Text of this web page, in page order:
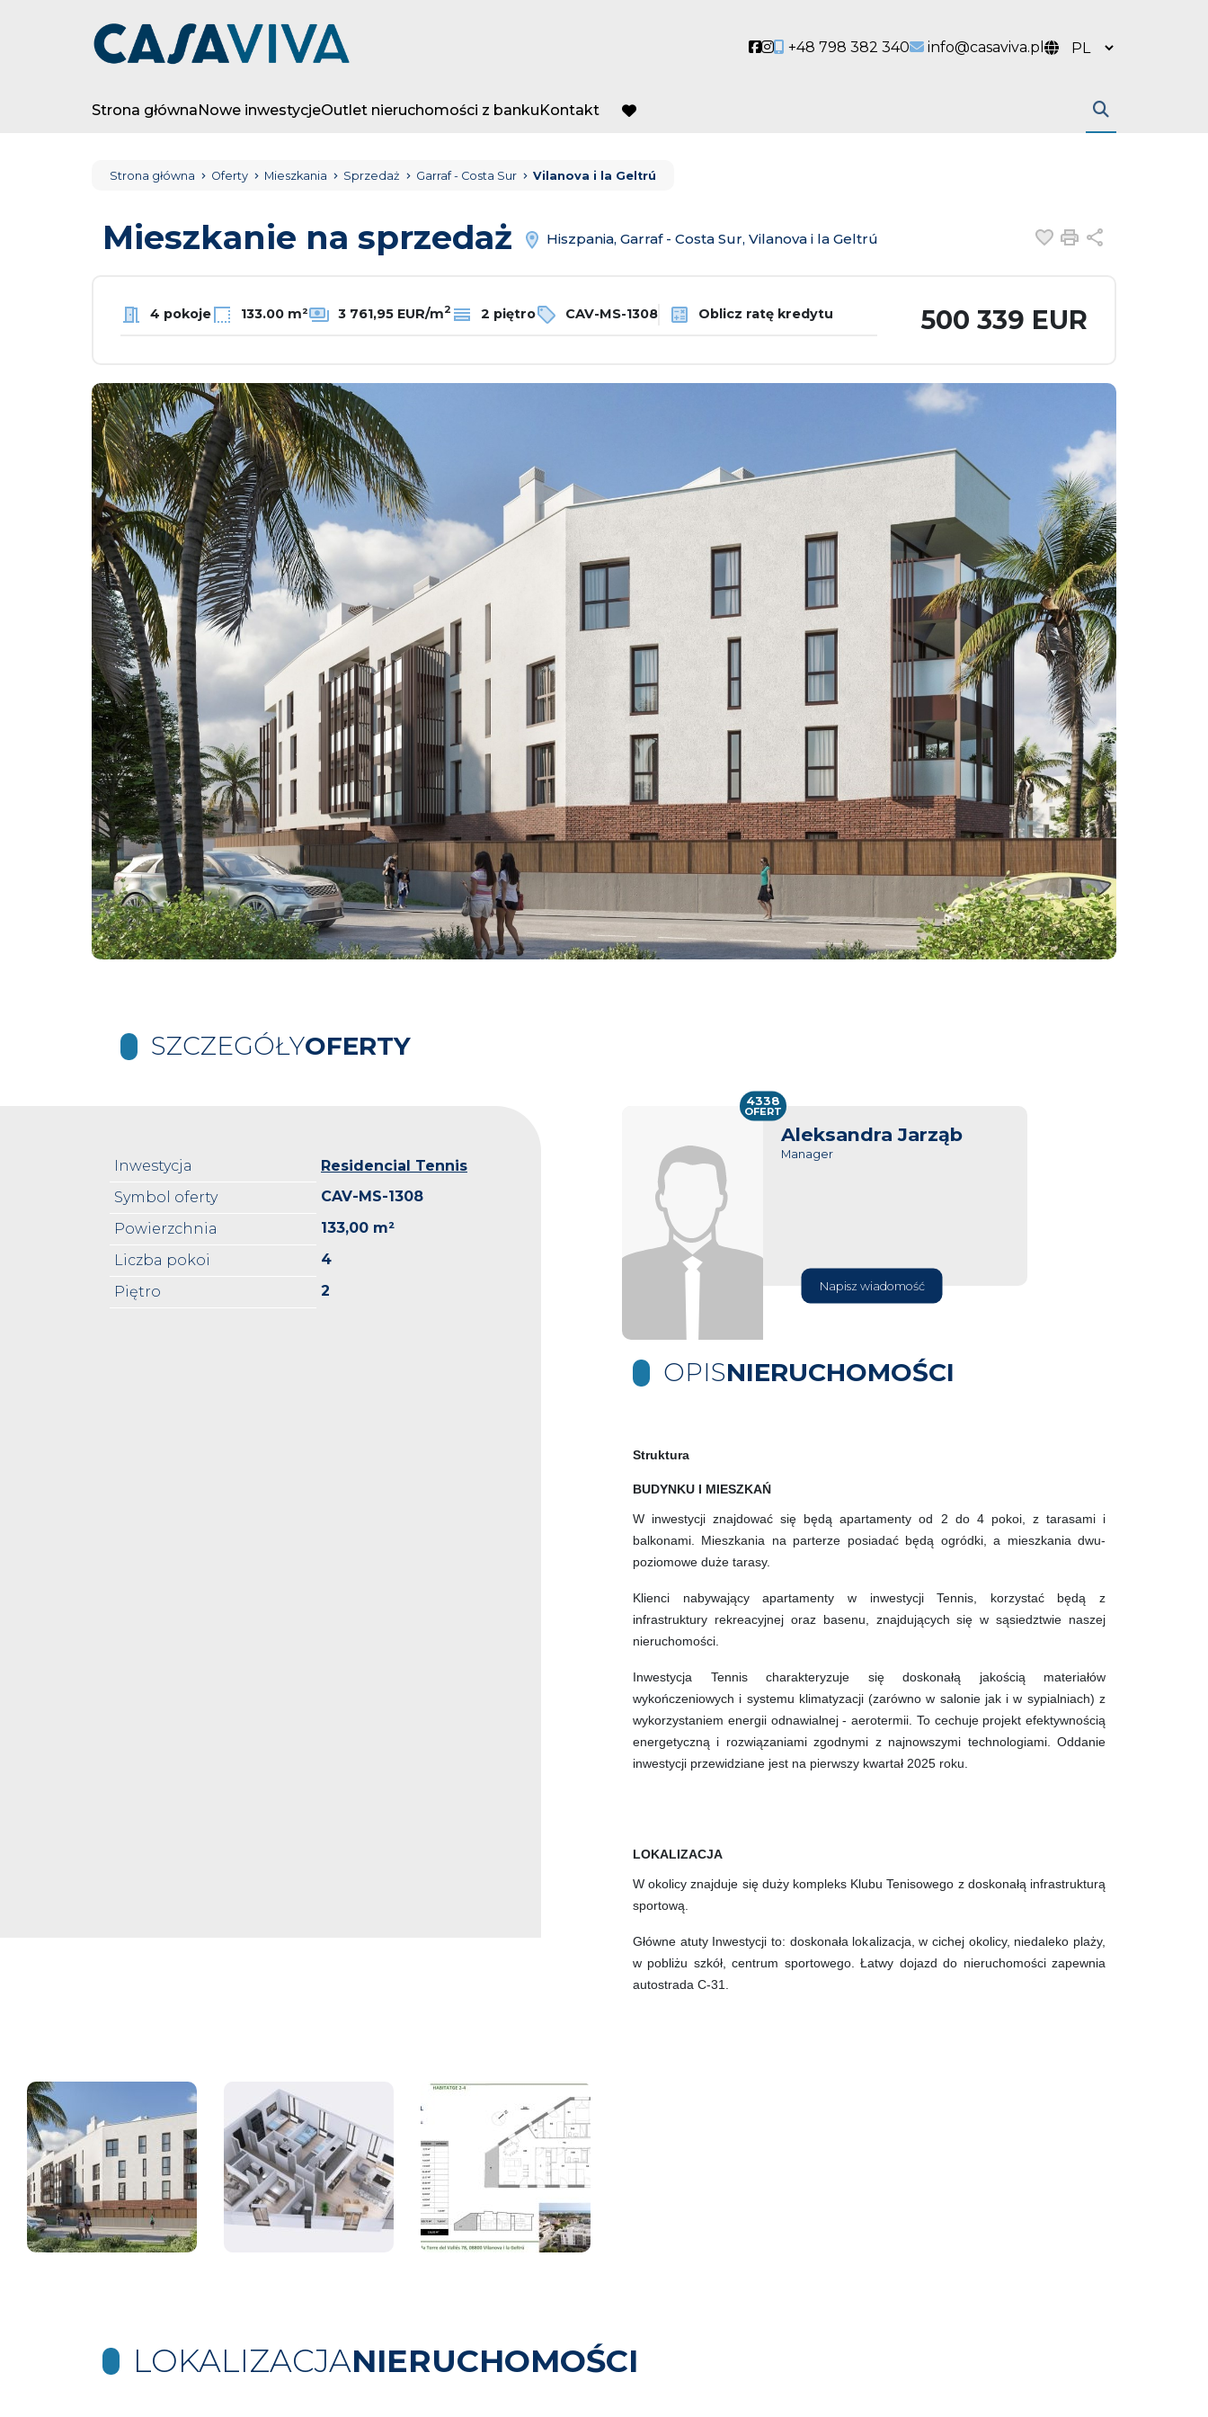
Social link
Social link
+48 798 382 340 info@casaviva.pl
Strona głównaNowe inwestycjeOutlet nieruchomości z bankuKontakt
favorite
Strona główna Oferty Mieszkania Sprzedaż Garraf - Costa Sur Vilanova i la Geltrú
Mieszkanie na sprzedaż Hiszpania, Garraf - Costa Sur, Vilanova i la Geltrú Dodaj do
Drukuj
4 pokoje 133.00 m² 3 761,95 EUR/m2 2 piętro CAV-MS-1308 Oblicz ratę kredytu 500 339 EUR
SZCZEGÓŁYOFERTY
Inwestycja
Residencial Tennis
Symbol oferty
CAV-MS-1308
Powierzchnia
133,00 m²
Liczba pokoi
4
Piętro
2
Aleksandra Jarząb
Manager
Napisz wiadomość
4338
OFERT
OPISNIERUCHOMOŚCI
Struktura
BUDYNKU I MIESZKAŃ
W inwestycji znajdować się będą apartamenty od 2 do 4 pokoi, z tarasami i
balkonami. Mieszkania na parterze posiadać będą ogródki, a mieszkania dwu-
poziomowe duże tarasy.
Klienci nabywający apartamenty w inwestycji Tennis, korzystać będą z
infrastruktury rekreacyjnej oraz basenu, znajdujących się w sąsiedztwie naszej
nieruchomości.
Inwestycja Tennis charakteryzuje się doskonałą jakością materiałów
wykończeniowych i systemu klimatyzacji (zarówno w salonie jak i w sypialniach) z
wykorzystaniem energii odnawialnej - aerotermii. To cechuje projekt efektywnością
energetyczną i rozwiązaniami zgodnymi z najnowszymi technologiami. Oddanie
inwestycji przewidziane jest na pierwszy kwartał 2025 roku.
LOKALIZACJA
W okolicy znajduje się duży kompleks Klubu Tenisowego z doskonałą infrastrukturą
sportową.
Główne atuty Inwestycji to: doskonała lokalizacja, w cichej okolicy, niedaleko plaży,
w pobliżu szkół, centrum sportowego. Łatwy dojazd do nieruchomości zapewnia
autostrada C-31.
LOKALIZACJANIERUCHOMOŚCI